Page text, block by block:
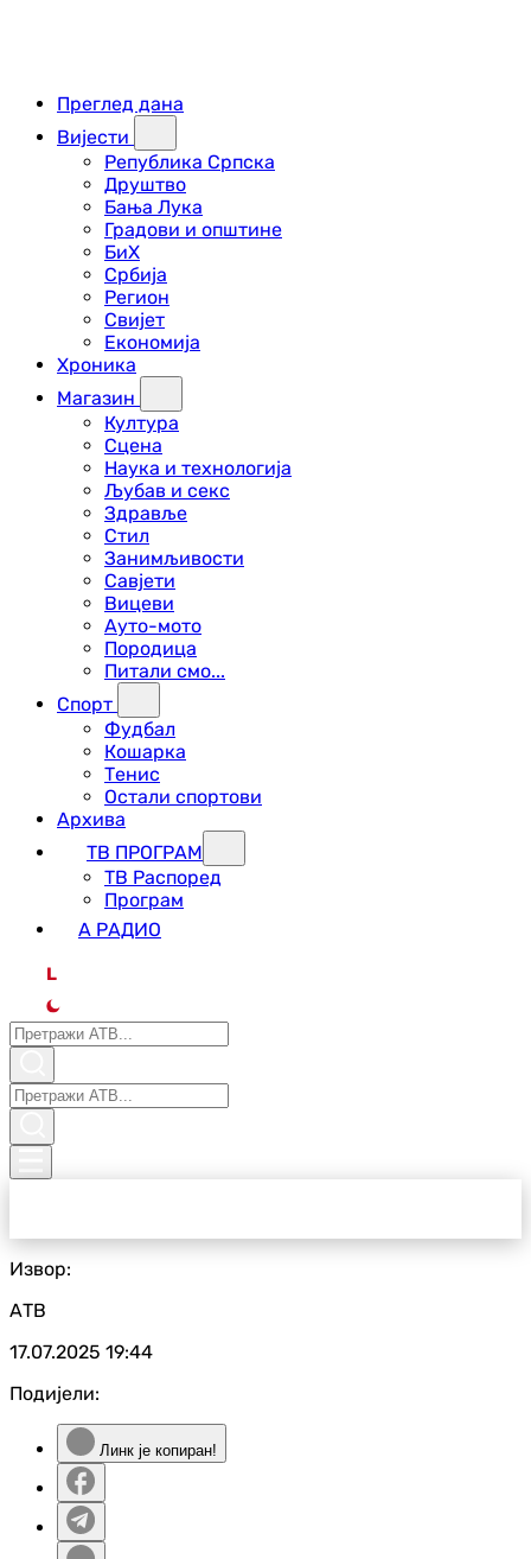
Преглед дана
Вијести
Република Српска
Друштво
Бања Лука
Градови и општине
БиХ
Србија
Регион
Свијет
Економија
Хроника
Магазин
Култура
Сцена
Наука и технологија
Љубав и секс
Здравље
Стил
Занимљивости
Савјети
Вицеви
Ауто-мото
Породица
Питали смо...
Спорт
Фудбал
Кошарка
Тенис
Остали спортови
Архива
ТВ ПРОГРАМ
ТВ Распоред
Програм
А РАДИО
L
Извор:
АТВ
17.07.2025 19:44
Подијели:
Линк је копиран!